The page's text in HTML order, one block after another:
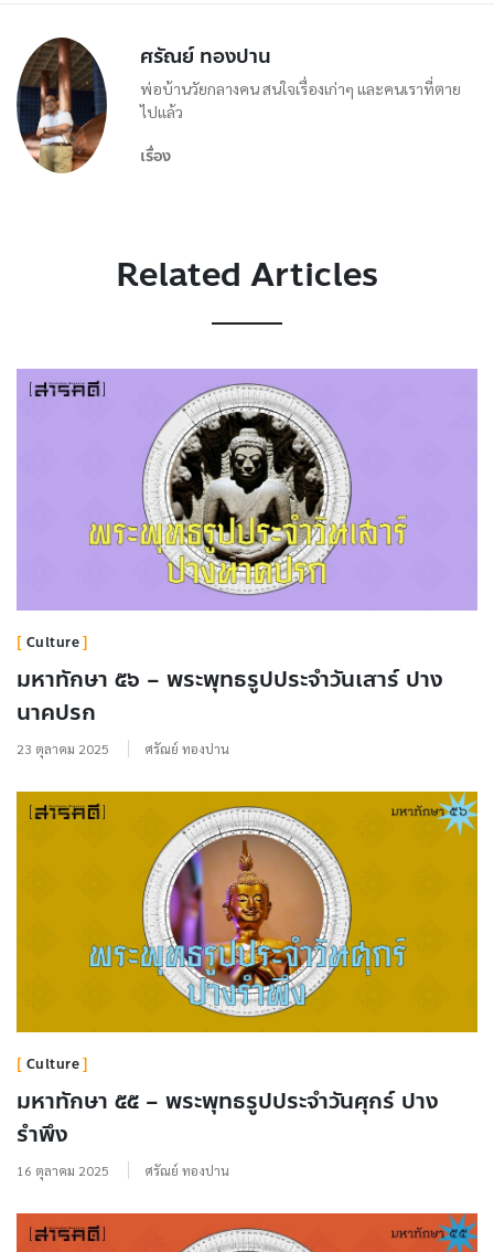
ศรัณย์ ทองปาน
พ่อบ้านวัยกลางคน สนใจเรื่องเก่าๆ และคนเราที่ตาย
ไปแล้ว
เรื่อง
Related Articles
Culture
มหาทักษา ๕๖ – พระพุทธรูปประจำวันเสาร์ ปาง
นาคปรก
23 ตุลาคม 2025 ศรัณย์ ทองปาน
Culture
มหาทักษา ๕๕ – พระพุทธรูปประจำวันศุกร์ ปาง
รำพึง
16 ตุลาคม 2025 ศรัณย์ ทองปาน